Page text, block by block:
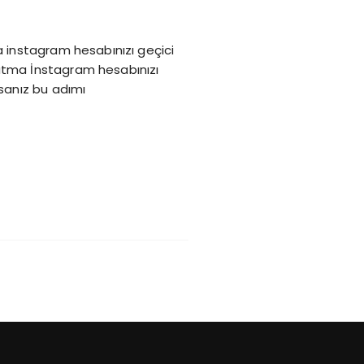
instagram hesabınızı geçici
İnstagram hesabınızı
bu adımı